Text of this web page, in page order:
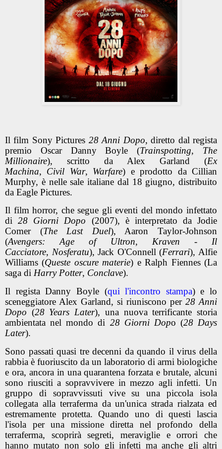
Il film Sony Pictures 28 Anni Dopo, diretto dal regista
premio Oscar Danny Boyle (Trainspotting, The
Millionaire), scritto da Alex Garland (Ex
Machina, Civil War, Warfare) e prodotto da Cillian
Murphy, è nelle sale italiane dal 18 giugno, distribuito
da Eagle Pictures.
Il film horror, che segue gli eventi del mondo infettato
di28 Giorni Dopo (2007), è interpretato da Jodie
Comer (The Last Duel), Aaron Taylor-Johnson
(Avengers: Age of Ultron, Kraven - Il
Cacciatore, Nosferatu), Jack O'Connell (Ferrari), Alfie
Williams (Queste oscure materie) e Ralph Fiennes (La
saga di Harry Potter, Conclave).
Il regista Danny Boyle (qui l'incontro stampa) e lo
sceneggiatore Alex Garland, si riuniscono per 28 Anni
Dopo (28 Years Later), una nuova terrificante storia
ambientata nel mondo di 28 Giorni Dopo (28 Days
Later).
Sono passati quasi tre decenni da quando il virus della
rabbia è fuoriuscito da un laboratorio di armi biologiche
e ora, ancora in una quarantena forzata e brutale, alcuni
sono riusciti a sopravvivere in mezzo agli infetti. Un
gruppo di sopravvissuti vive su una piccola isola
collegata alla terraferma da un'unica strada rialzata ed
estremamente protetta. Quando uno di questi lascia
l'isola per una missione diretta nel profondo della
terraferma, scoprirà segreti, meraviglie e orrori che
hanno mutato non solo gli infetti ma anche gli altri